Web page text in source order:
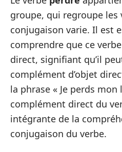
groupe, qui regroupe les
conjugaison varie. Il est
comprendre que ce
direct, signifiant qu’il
complément d’objet
la phrase « Je perds
complément direct du
intégrante de la
conjugaison du verbe.